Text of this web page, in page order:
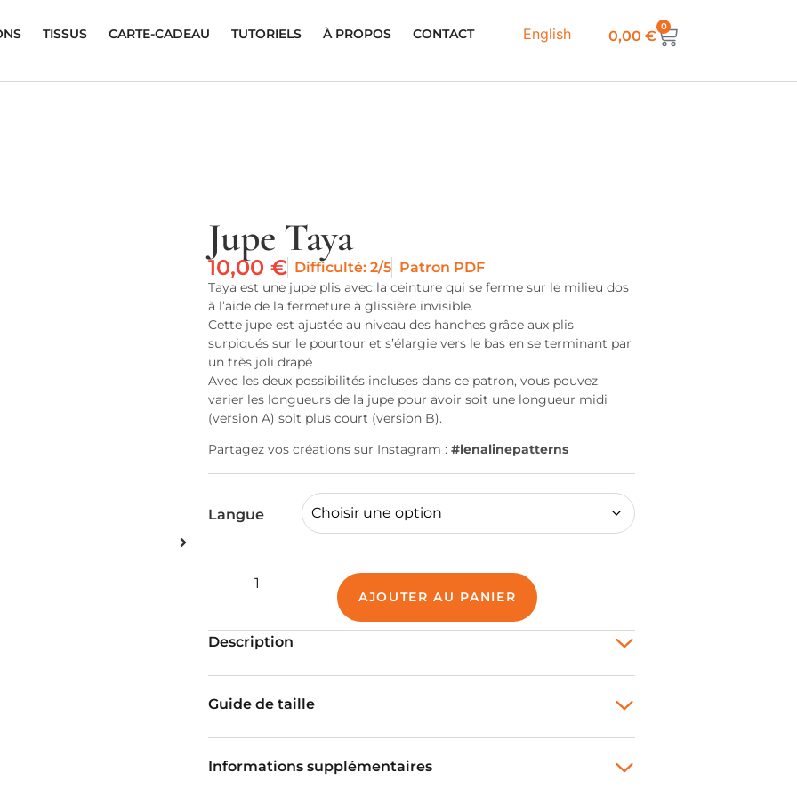
TISSUS CARTE-CADEAU TUTORIELS À PROPOS CONTACT English 0,00 €
0
Jupe Taya
10,00 € Difficulté: 2/5 Patron PDF
Taya est une jupe plis avec la ceinture qui se ferme sur le milieu dos
à l’aide de la fermeture à glissière invisible.
Cette jupe est ajustée au niveau des hanches grâce aux plis
surpiqués sur le pourtour et s’élargie vers le bas en se terminant par
un très joli drapé
Avec les deux possibilités incluses dans ce patron, vous pouvez
varier les longueurs de la jupe pour avoir soit une longueur midi
(version A) soit plus court (version B).
Partagez vos créations sur Instagram : #lenalinepatterns
Langue
AJOUTER AU PANIER
Description
Guide de taille
Informations supplémentaires